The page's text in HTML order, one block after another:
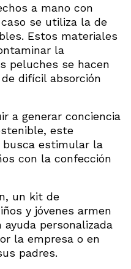
a mano con
se utiliza la de
Estos materiales
la
peluches se hacen
difícil absorción
a generar conciencia
este
estimular la
con la confección
un kit de
y jóvenes armen
personalizada
la empresa o en
padres.